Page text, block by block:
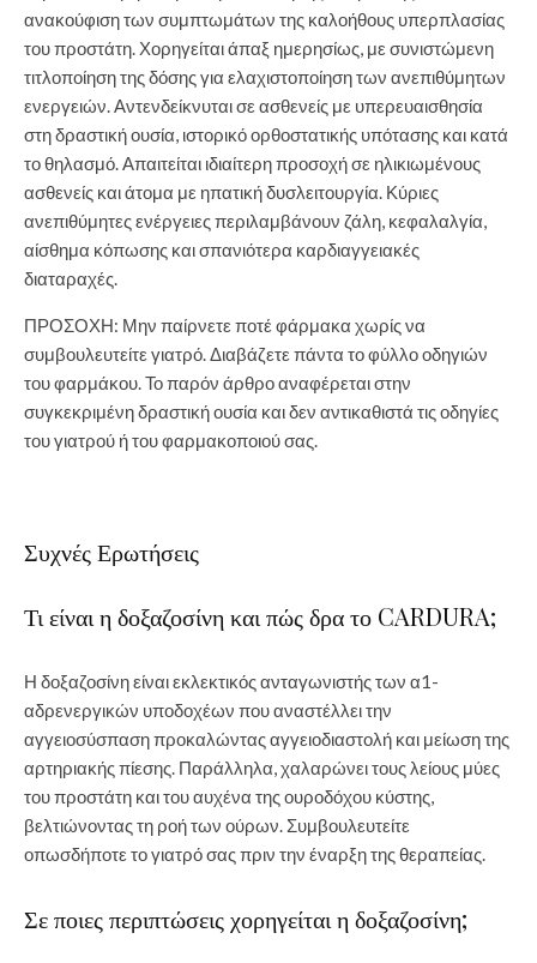
ανακούφιση των συμπτωμάτων της καλοήθους υπερπλασίας
του προστάτη. Χορηγείται άπαξ ημερησίως, με συνιστώμενη
τιτλοποίηση της δόσης για ελαχιστοποίηση των ανεπιθύμητων
ενεργειών. Αντενδείκνυται σε ασθενείς με υπερευαισθησία
στη δραστική ουσία, ιστορικό ορθοστατικής υπότασης και κατά
το θηλασμό. Απαιτείται ιδιαίτερη προσοχή σε ηλικιωμένους
ασθενείς και άτομα με ηπατική δυσλειτουργία. Κύριες
ανεπιθύμητες ενέργειες περιλαμβάνουν ζάλη, κεφαλαλγία,
αίσθημα κόπωσης και σπανιότερα καρδιαγγειακές
διαταραχές.
ΠΡΟΣΟΧΗ: Μην παίρνετε ποτέ φάρμακα χωρίς να
συμβουλευτείτε γιατρό. Διαβάζετε πάντα το φύλλο οδηγιών
του φαρμάκου. Το παρόν άρθρο αναφέρεται στην
συγκεκριμένη δραστική ουσία και δεν αντικαθιστά τις οδηγίες
του γιατρού ή του φαρμακοποιού σας.
Συχνές Ερωτήσεις
Τι είναι η δοξαζοσίνη και πώς δρα το CARDURA;
Η δοξαζοσίνη είναι εκλεκτικός ανταγωνιστής των α1-
αδρενεργικών υποδοχέων που αναστέλλει την
αγγειοσύσπαση προκαλώντας αγγειοδιαστολή και μείωση της
αρτηριακής πίεσης. Παράλληλα, χαλαρώνει τους λείους μύες
του προστάτη και του αυχένα της ουροδόχου κύστης,
βελτιώνοντας τη ροή των ούρων. Συμβουλευτείτε
οπωσδήποτε το γιατρό σας πριν την έναρξη της θεραπείας.
Σε ποιες περιπτώσεις χορηγείται η δοξαζοσίνη;